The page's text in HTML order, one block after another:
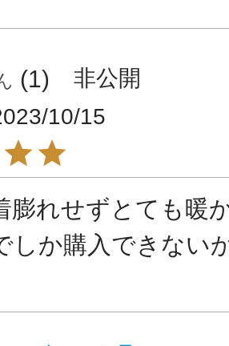
1
非公開
10/15
膨れせずとても暖
しか購入できない